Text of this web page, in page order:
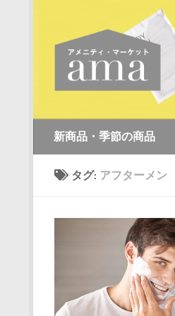
コンテンツへスキップ
新商品・季節の商品
タグ: アフターメン